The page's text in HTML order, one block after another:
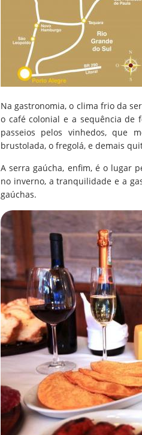
Na gastronomia, o clima frio da
o café colonial e a sequência de
passeios pelos vinhedos, que
brustolada, o fregolá, e demais
A serra gaúcha, enfim, é o lugar
no inverno, a tranquilidade e a
gaúchas.